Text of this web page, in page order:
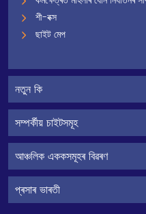
শী-বক্স
ছাইট মেপ
নতুন কি
সম্পৰ্কীয় চাইটসমূহ
আঞ্চলিক এককসমূহৰ বিৱৰণ
প্ৰসাৰ ভাৰতী